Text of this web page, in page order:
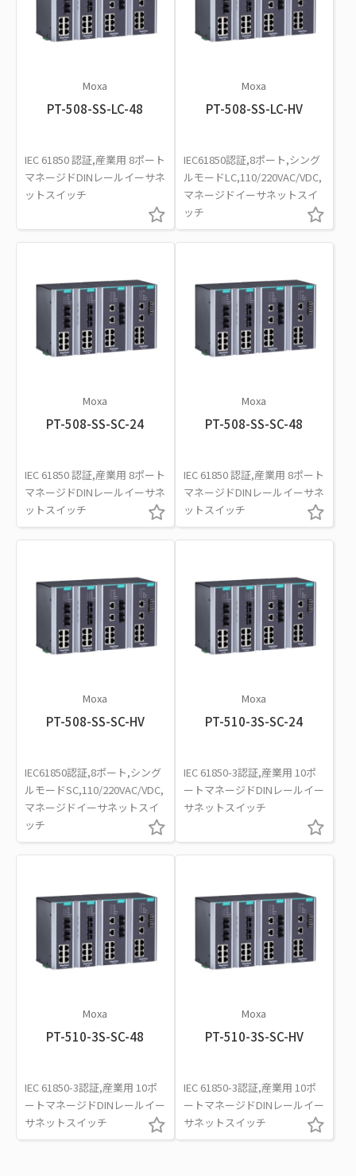
Moxa
PT-508-SS-LC-48
IEC 61850 認証,産業用 8ポート
マネージドDINレールイーサネ
ットスイッチ
Moxa
PT-508-SS-LC-HV
IEC61850認証,8ポート,シング
ルモードLC,110/220VAC/VDC,
マネージドイーサネットスイ
ッチ
Moxa
PT-508-SS-SC-24
IEC 61850 認証,産業用 8ポート
マネージドDINレールイーサネ
ットスイッチ
Moxa
PT-508-SS-SC-48
IEC 61850 認証,産業用 8ポート
マネージドDINレールイーサネ
ットスイッチ
Moxa
PT-508-SS-SC-HV
IEC61850認証,8ポート,シング
ルモードSC,110/220VAC/VDC,
マネージドイーサネットスイ
ッチ
Moxa
PT-510-3S-SC-24
IEC 61850-3認証,産業用 10ポ
ートマネージドDINレールイー
サネットスイッチ
Moxa
PT-510-3S-SC-48
IEC 61850-3認証,産業用 10ポ
ートマネージドDINレールイー
サネットスイッチ
Moxa
PT-510-3S-SC-HV
IEC 61850-3認証,産業用 10ポ
ートマネージドDINレールイー
サネットスイッチ